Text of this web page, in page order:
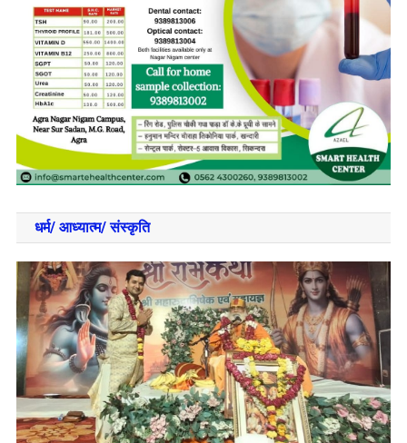
धर्म/ आध्‍यात्‍म/ संस्‍कृति